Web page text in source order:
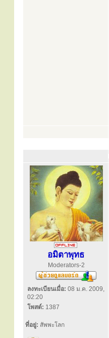
อมิตาพุทธ
Moderators-2
ลงทะเบียนเมื่อ: 08 ม.ค. 2009,
02:20
โพสต์: 1387
ที่อยู่: สัพพะโลก